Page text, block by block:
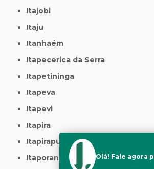
Itajobi
Itaju
Itanhaém
Itapecerica da Serra
Itapetininga
Itapeva
Itapevi
Itapira
Itapirapuã Paulista
Itaporanga
Olá! Fale agora